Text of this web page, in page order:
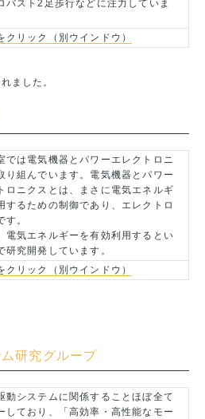
バスト2足歩行などに注力していま
クリック（別ウインドウ）
ました。
では電気機器とパワーエレクトロニ
り組んでいます。電気機器とパワー
ロニクスとは、まさに電気エネルギ
するための制御であり、エレクトロ
す。
電気エネルギーを有効利用するとい
研究開発しています。
クリック（別ウインドウ）
研究グループ
動システムに関係することほぼ全て
しており、「高効率・高性能なモー